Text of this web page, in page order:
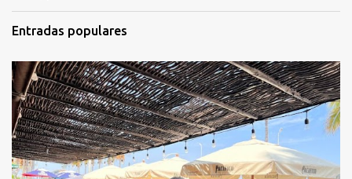
Entradas populares